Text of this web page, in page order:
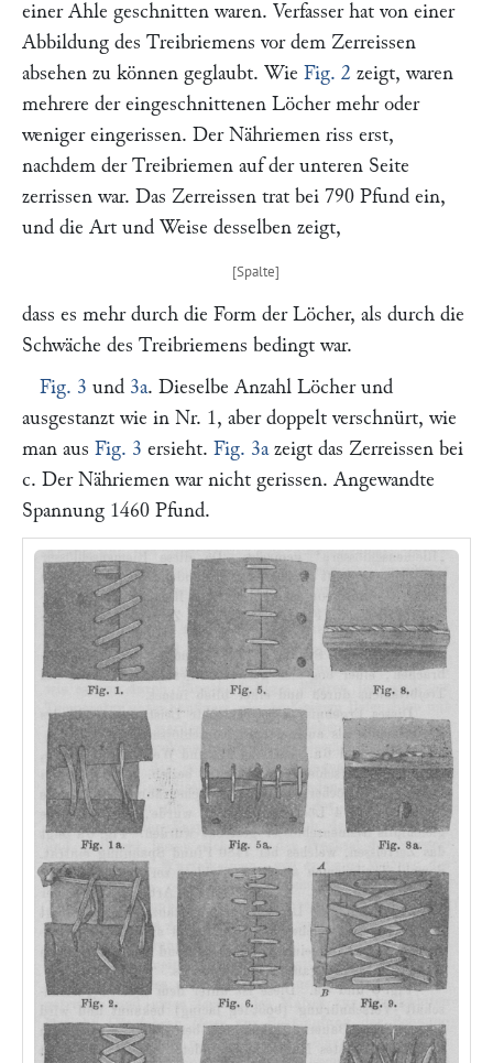
einer Ahle geschnitten waren. Verfasser hat von einer
Abbildung des Treibriemens vor dem Zerreissen
absehen zu können geglaubt. Wie Fig. 2 zeigt, waren
mehrere der eingeschnittenen Löcher mehr oder
weniger eingerissen. Der Nähriemen riss erst,
nachdem der Treibriemen auf der unteren Seite
zerrissen war. Das Zerreissen trat bei 790 Pfund ein,
und die Art und Weise desselben zeigt,
dass es mehr durch die Form der Löcher, als durch die
Schwäche des Treibriemens bedingt war.
Fig. 3 und 3a. Dieselbe Anzahl Löcher und
ausgestanzt wie in Nr. 1, aber doppelt verschnürt, wie
man aus Fig. 3 ersieht. Fig. 3azeigt das Zerreissen bei
c. Der Nähriemen war nicht gerissen. Angewandte
Spannung 1460 Pfund.